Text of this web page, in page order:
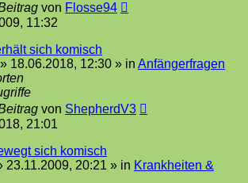
von Flosse94
11:32
sich komisch
» 18.06.2018, 12:30 » in Anfängerfragen
von ShepherdV3
21:01
sich komisch
23.11.2009, 20:21 » in Krankheiten &